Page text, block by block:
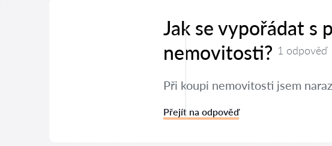
Jak se vypořádat s
nemovitosti? 1 odpověď
Při koupi nemovitosti jsem
Přejít na odpověď